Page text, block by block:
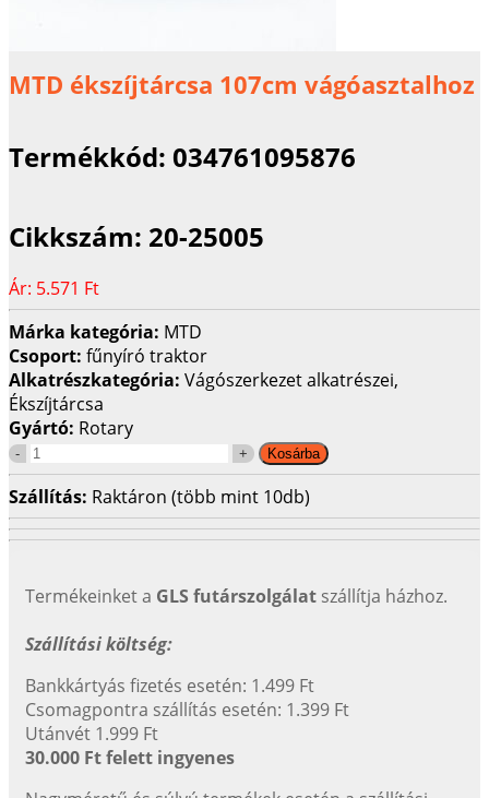
MTD ékszíjtárcsa 107cm vágóasztalhoz
Termékkód: 034761095876
Cikkszám: 20-25005
Ár: 5.571 Ft
Márka kategória: MTD
Csoport: fűnyíró traktor
Alkatrészkategória: Vágószerkezet alkatrészei,
Ékszíjtárcsa
Gyártó: Rotary
Szállítás: Raktáron (több mint 10db)
Termékeinket a GLS futárszolgálat szállítja házhoz.
Szállítási költség:
Bankkártyás fizetés esetén: 1.499 Ft
Csomagpontra szállítás esetén: 1.399 Ft
Utánvét 1.999 Ft
30.000 Ft felett ingyenes